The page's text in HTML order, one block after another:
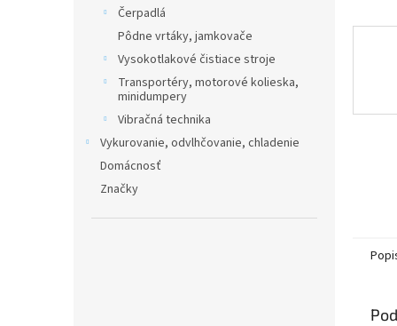
Čerpadlá
Pôdne vrtáky, jamkovače
Vysokotlakové čistiace stroje
Transportéry, motorové kolieska,
minidumpery
Vibračná technika
Vykurovanie, odvlhčovanie, chladenie
Domácnosť
Značky